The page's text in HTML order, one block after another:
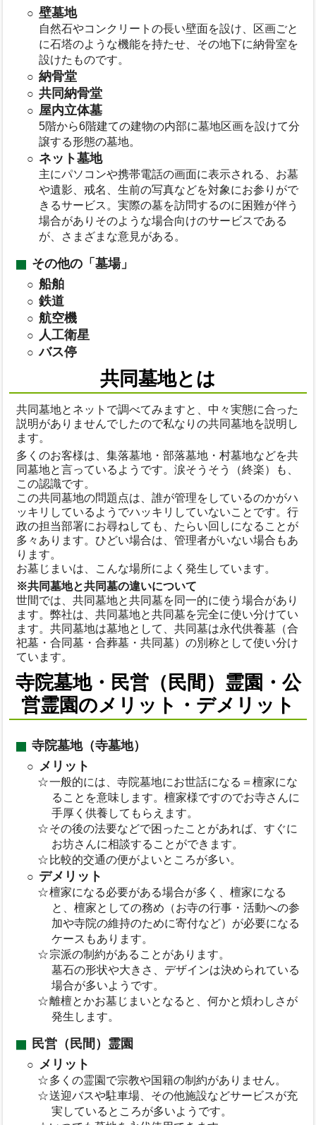
壁墓地
自然石やコンクリートの長い壁面を設け、区画ごと
に石塔のような機能を持たせ、その地下に納骨室を
設けたものです。
納骨堂
共同納骨堂
屋内立体墓
5階から6階建ての建物の内部に墓地区画を設けて分
譲する形態の墓地。
ネット墓地
主にパソコンや携帯電話の画面に表示される、お墓
や遺影、戒名、生前の写真などを対象にお参りがで
きるサービス。実際の墓を訪問するのに困難が伴う
場合がありそのような場合向けのサービスである
が、さまざまな意見がある。
その他の「墓場」
船舶
鉄道
航空機
人工衛星
バス停
共同墓地とは
共同墓地とネットで調べてみますと、中々実態に合った
説明がありませんでしたので私なりの共同墓地を説明し
ます。
多くのお客様は、集落墓地・部落墓地・村墓地などを共
同墓地と言っているようです。涙そうそう（終楽）も、
この認識です。
この共同墓地の問題点は、誰が管理をしているのかがハ
ッキリしているようでハッキリしていないことです。行
政の担当部署にお尋ねしても、たらい回しになることが
多々あります。ひどい場合は、管理者がいない場合もあ
ります。
お墓じまいは、こんな場所によく発生しています。
※共同墓地と共同墓の違いについて
世間では、共同墓地と共同墓を同一的に使う場合があり
ます。弊社は、共同墓地と共同墓を完全に使い分けてい
ます。共同墓地は墓地として、共同墓は永代供養墓（合
祀墓・合同墓・合葬墓・共同墓）の別称として使い分け
ています。
寺院墓地・民営（民間）霊園・公
営霊園のメリット・デメリット
寺院墓地（寺墓地）
メリット
一般的には、寺院墓地にお世話になる＝檀家にな
ることを意味します。檀家様ですのでお寺さんに
手厚く供養してもらえます。
その後の法要などで困ったことがあれば、すぐに
お坊さんに相談することができます。
比較的交通の便がよいところが多い。
デメリット
檀家になる必要がある場合が多く、檀家になる
と、檀家としての務め（お寺の行事・活動への参
加や寺院の維持のために寄付など）が必要になる
ケースもあります。
宗派の制約があることがあります。
墓石の形状や大きさ、デザインは決められている
場合が多いようです。
離檀とかお墓じまいとなると、何かと煩わしさが
発生します。
民営（民間）霊園
メリット
多くの霊園で宗教や国籍の制約がありません。
送迎バスや駐車場、その他施設などサービスが充
実しているところが多いようです。